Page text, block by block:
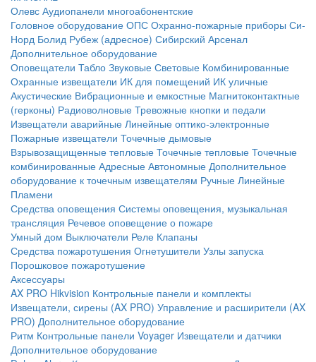
Олевс Аудиопанели многоабонентские
Головное оборудование ОПС Охранно-пожарные приборы Си-
Норд Болид Рубеж (адресное) Сибирский Арсенал
Дополнительное оборудование
Оповещатели Табло Звуковые Световые Комбинированные
Охранные извещатели ИК для помещений ИК уличные
Акустические Вибрационные и емкостные Магнитоконтактные
(герконы) Радиоволновые Тревожные кнопки и педали
Извещатели аварийные Линейные оптико-электронные
Пожарные извещатели Точечные дымовые
Взрывозащищенные тепловые Точечные тепловые Точечные
комбинированные Адресные Автономные Дополнительное
оборудование к точечным извещателям Ручные Линейные
Пламени
Средства оповещения Системы оповещения, музыкальная
трансляция Речевое оповещение о пожаре
Умный дом Выключатели Реле Клапаны
Средства пожаротушения Огнетушители Узлы запуска
Порошковое пожаротушение
Аксессуары
AX PRO Hikvision Контрольные панели и комплекты
Извещатели, сирены (AX PRO) Управление и расширители (AX
PRO) Дополнительное оборудование
Ритм Контрольные панели Voyager Извещатели и датчики
Дополнительное оборудование